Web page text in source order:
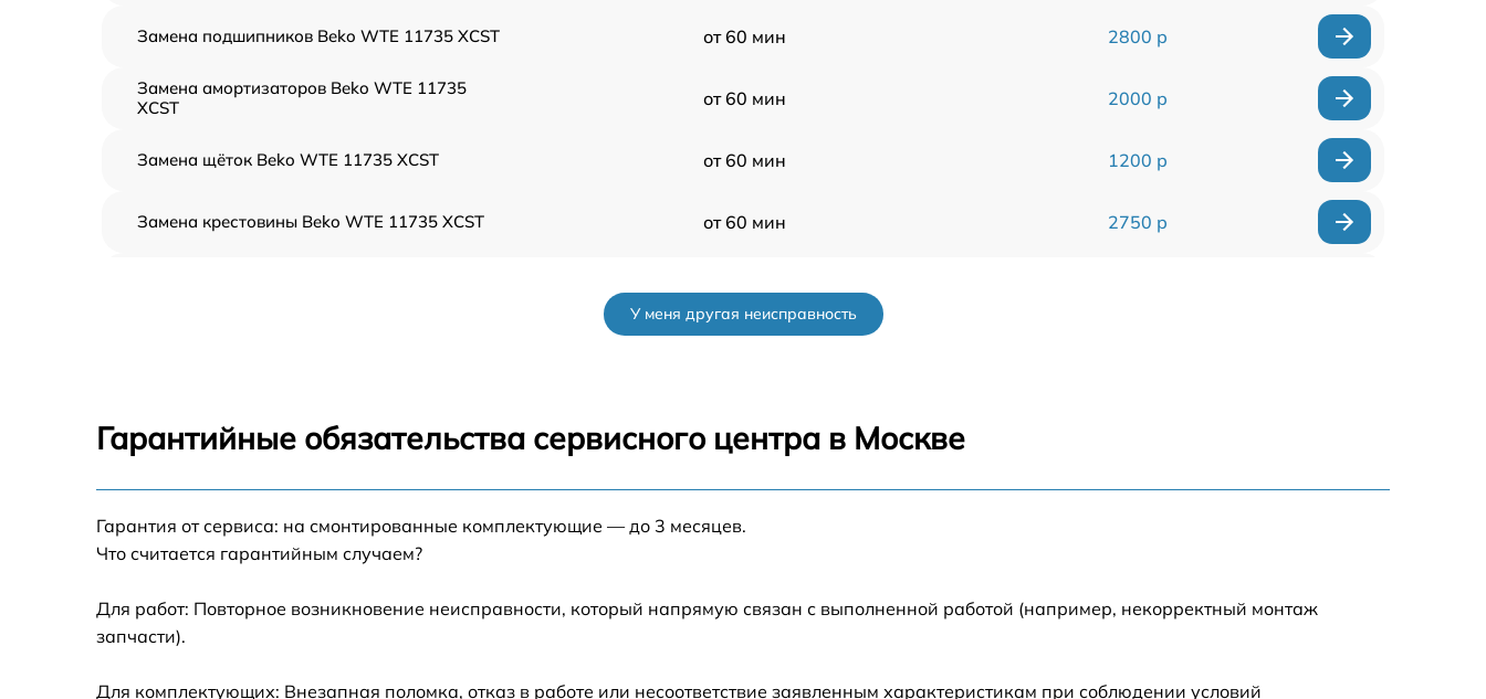
Замена подшипников Beko WTE 11735 XCST от 60 мин 2800 р
Замена амортизаторов Beko WTE 11735
XCST
от 60 мин 2000 р
Замена щёток Beko WTE 11735 XCST от 60 мин 1200 р
Замена крестовины Beko WTE 11735 XCST от 60 мин 2750 р
Замена УБЛ Beko WTE 11735 XCST от 60 мин
11735 XCST
Замена сливного шланга Beko WTE 11735
У меня другая неисправность
Гарантийные обязательства сервисного центра в Москве
Гарантия от сервиса: на смонтированные комплектующие — до 3 месяцев.
Что считается гарантийным случаем?
Для работ: Повторное возникновение неисправности, который напрямую связан с выполненной работой (например, некорректный монтаж
запчасти).
Для комплектующих: Внезапная поломка, отказ в работе или несоответствие заявленным характеристикам при соблюдении условий